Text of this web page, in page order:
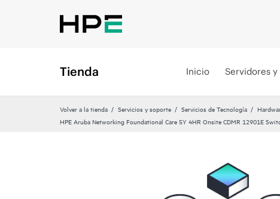
Tienda Inicio Servidores y
Volver a la tienda Servicios y soporte Servicios de Tecnología
HPE Aruba Networking Foundational Care 5Y 4HR Onsite CDMR 12901E